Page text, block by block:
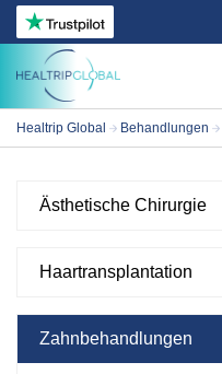
Behandlungen
- Haartransplantation
- Zahnbehandlungen
Healtrip Global Behandlungen
Ästhetische Chirurgie
Haartransplantation
Zahnbehandlungen